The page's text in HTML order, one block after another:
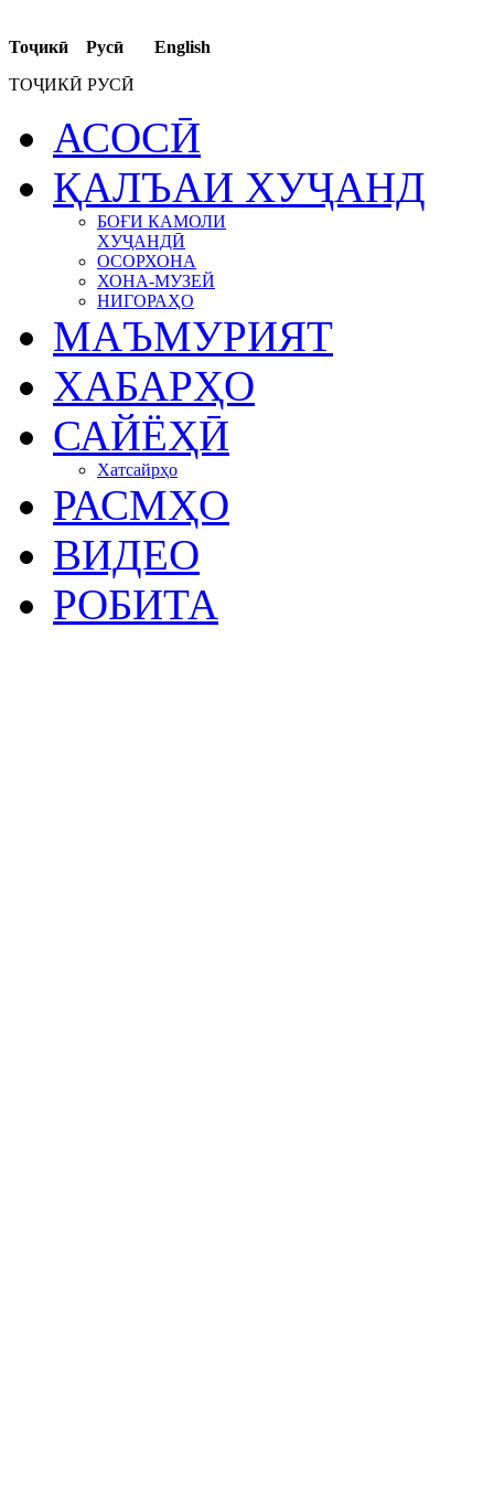
Тоҷикӣ Русӣ English
ТОҶИКӢ РУСӢ
АСОСӢ
ҚАЛЪАИ ХУҶАНД
БОҒИ КАМОЛИ
ХУҶАНДӢ
ОСОРХОНА
ХОНА-МУЗЕЙ
НИГОРАҲО
МАЪМУРИЯТ
ХАБАРҲО
САЙЁҲӢ
Хатсайрҳо
РАСМҲО
ВИДЕО
РОБИТА